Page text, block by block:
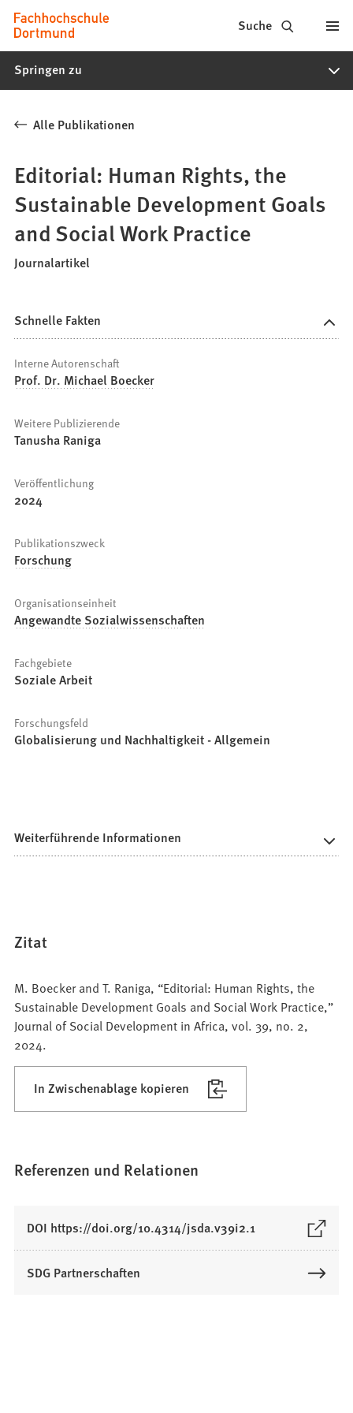
Inhalt anspringen
Fachhochschule
Dortmund
-
Studiengänge,
Bewerbung
Suche
Springen zu
Alle Publikationen
Editorial: Human Rights, the
Sustainable Development Goals
and Social Work Practice
Journalartikel
Schnelle Fakten
Interne Autorenschaft
Prof. Dr. Michael Boecker
Weitere Publizierende
Tanusha Raniga
Veröffentlichung
2024
Publikationszweck
Forschung
Organisationseinheit
Angewandte Sozialwissenschaften
Fachgebiete
Soziale Arbeit
Forschungsfeld
Globalisierung und Nachhaltigkeit - Allgemein
Weiterführende Informationen
Zitat
M. Boecker and T. Raniga, “Editorial: Human Rights, the
Sustainable Development Goals and Social Work Practice,”
Journal of Social Development in Africa, vol. 39, no. 2,
2024.
In Zwischenablage kopieren
Referenzen und Relationen
DOI https://doi.org/10.4314/jsda.v39i2.1
Ö
SDG Partnerschaften